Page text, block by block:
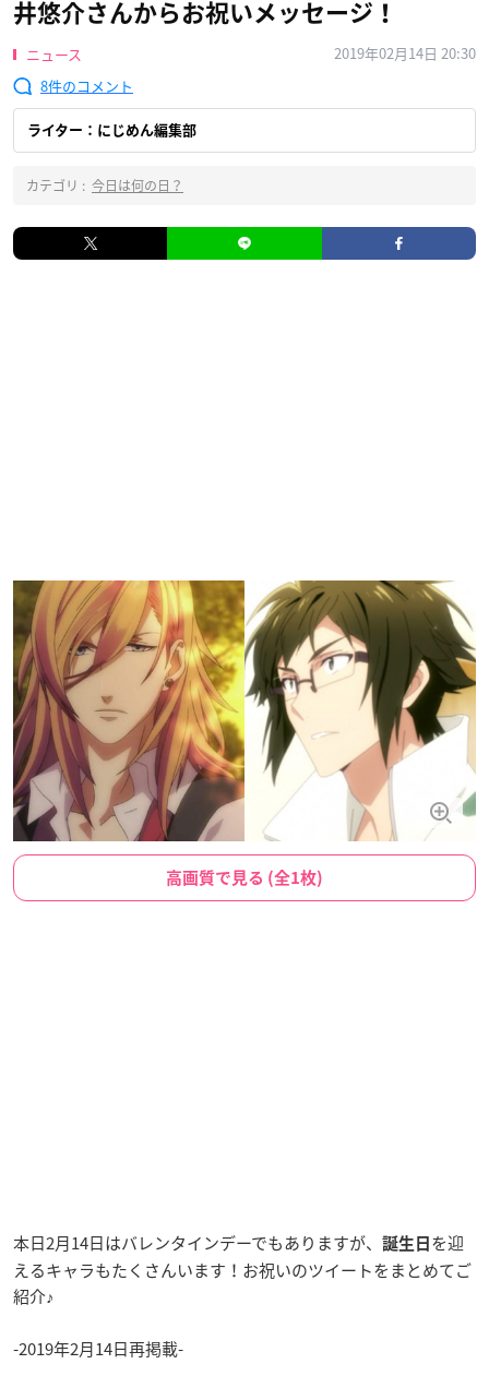
井悠介さんからお祝いメッセージ！
ニュース
2019年02月14日 20:30
8
ライター：にじめん編集部
カテゴリ : 今日は何の日？
高画質で見る (全1枚)
本日2月14日はバレンタインデーでもありますが、 誕生日 を迎
えるキャラもたくさんいます！お祝いのツイートをまとめてご
紹介♪
-2019年2月14日再掲載-